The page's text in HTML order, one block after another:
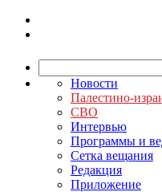
Новости
Палестино-
СВО
Интервью
Программы и
Сетка вещания
Редакция
Приложение